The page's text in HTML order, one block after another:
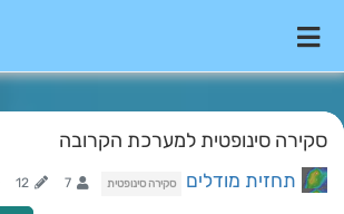
סקירה סינופטית למערכת הקרובה
תחזית מודלים סקירה סינופטית 7
12